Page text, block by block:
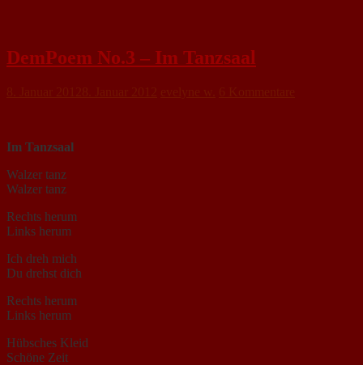
DemPoem No.3 – Im Tanzsaal
Im Tanzsaal
Walzer tanz
Walzer tanz
Rechts herum
Links herum
Ich dreh mich
Du drehst dich
Rechts herum
Links herum
Hübsches Kleid
Schöne Zeit